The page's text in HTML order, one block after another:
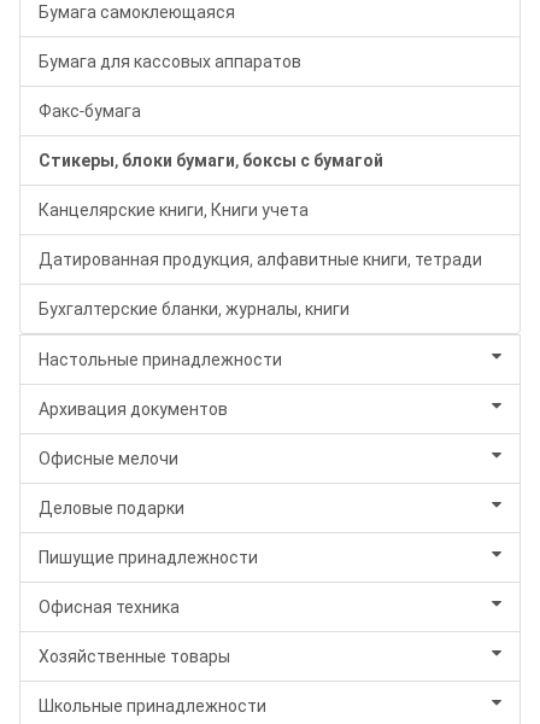
Бумага самоклеющаяся
Бумага для кассовых аппаратов
Факс-бумага
Стикеры, блоки бумаги, боксы с бумагой
Канцелярские книги, Книги учета
Датированная продукция, алфавитные книги, тетради
Бухгалтерские бланки, журналы, книги
Настольные принадлежности
Архивация документов
Офисные мелочи
Деловые подарки
Пишущие принадлежности
Офисная техника
Хозяйственные товары
Школьные принадлежности